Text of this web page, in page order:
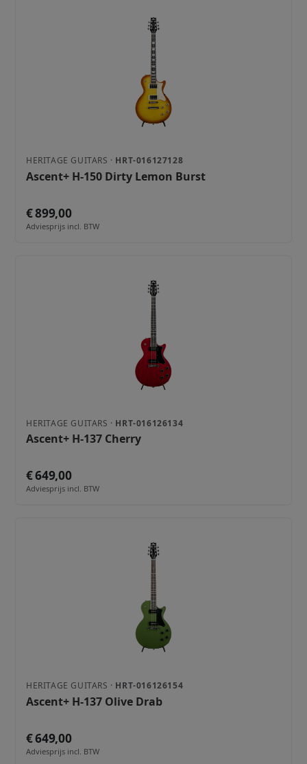
HERITAGE GUITARS · HRT-016127128
Ascent+ H-150 Dirty Lemon Burst
€ 899,00
Adviesprijs incl. BTW
HERITAGE GUITARS · HRT-016126134
Ascent+ H-137 Cherry
€ 649,00
Adviesprijs incl. BTW
HERITAGE GUITARS · HRT-016126154
Ascent+ H-137 Olive Drab
€ 649,00
Adviesprijs incl. BTW